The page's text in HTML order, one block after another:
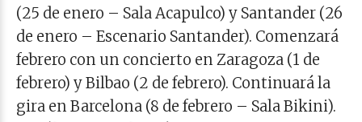
(25 de enero – Sala Acapulco) y Santander (26
de enero – Escenario Santander). Comenzará
febrero con un concierto en Zaragoza (1 de
febrero) y Bilbao (2 de febrero). Continuará la
gira en Barcelona (8 de febrero – Sala Bikini).